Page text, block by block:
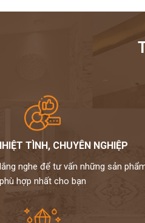
TÌNH, CHUYÊN NGHIỆP
nghe để tư vấn những sản
phù hợp nhất cho bạn